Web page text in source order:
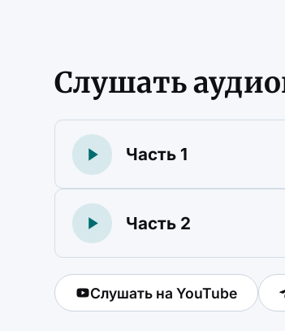
Слушать
Часть 1
Часть 2
Слушать на YouTube